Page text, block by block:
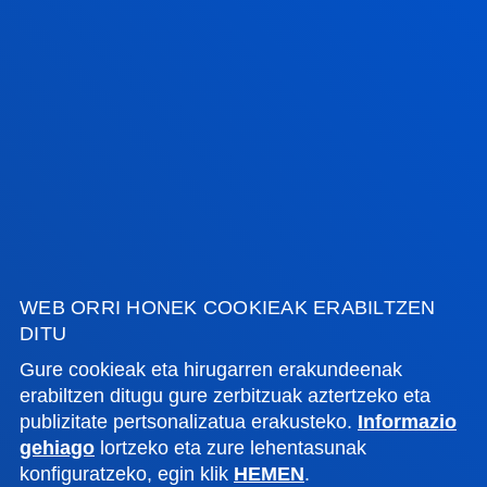
WEB ORRI HONEK COOKIEAK ERABILTZEN
DITU
Gure cookieak eta hirugarren erakundeenak
erabiltzen ditugu gure zerbitzuak aztertzeko eta
publizitate pertsonalizatua erakusteko. Informazio
gehiago lortzeko eta zure lehentasunak
konfiguratzeko, egin klik HEMEN.
+34 944 139 000
Donostiako campusa
Ezagutu campusa
+34 943 326 600